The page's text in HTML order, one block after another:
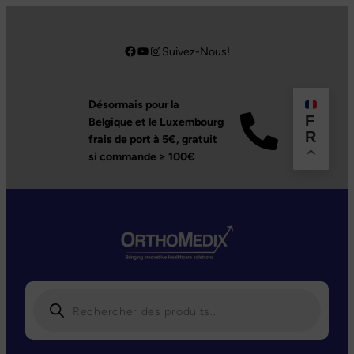
Facebook YouTube Instagram Suivez-Nous!
Désormais pour la
Belgique et le Luxembourg
frais de port à 5€, gratuit
si commande ≥ 100€
F
R
e